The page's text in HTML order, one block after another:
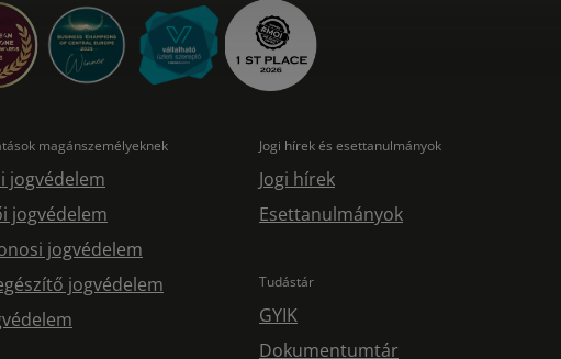
magánszemélyeknek
jogvédelem
jogvédelem
jogvédelem
jogvédelem
Jogi hírek és esettanulmányok
Jogi hírek
Esettanulmányok
Tudástár
GYIK
Dokumentumtár